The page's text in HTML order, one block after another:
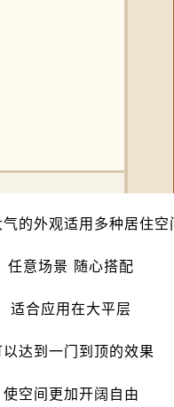
的外观适用多种居住空
任意场景 随心搭配
适合应用在大平层
达到一门到顶的效果
使空间更加开阔自由